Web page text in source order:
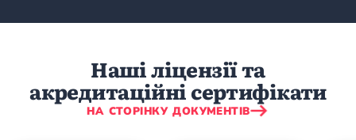
Наші ліцензії та
акредитаційні сертифікати
НА СТОРІНКУ ДОКУМЕНТІВ